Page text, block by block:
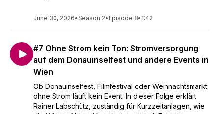
June 30, 2026•Season 2• Episode 8• 1:42
#7 Ohne Strom kein Ton: Stromversorgung
auf dem Donauinselfest und andere Events in
Wien
Ob Donauinselfest, Filmfestival oder Weihnachtsmarkt:
ohne Strom läuft kein Event. In dieser Folge erklärt
Rainer Labschütz, zuständig für Kurzzeitanlagen, wie